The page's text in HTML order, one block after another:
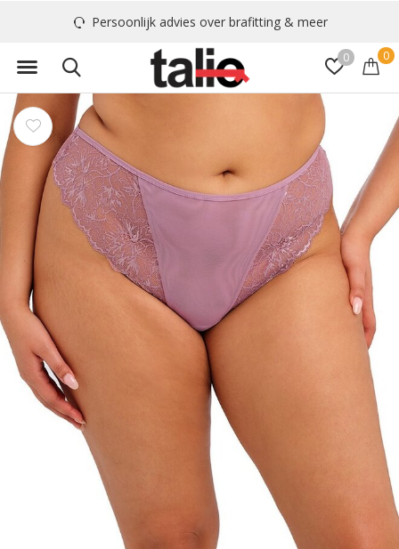
0 0
Persoonlijk advies over brafitting & meer